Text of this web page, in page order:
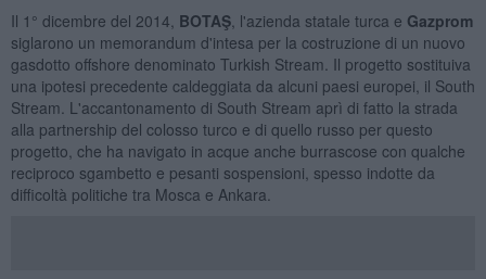
Il 1° dicembre del 2014, BOTAŞ, l'azienda statale turca e Gazprom
siglarono un memorandum d'intesa per la costruzione di un nuovo
gasdotto offshore denominato Turkish Stream. Il progetto sostituiva
una ipotesi precedente caldeggiata da alcuni paesi europei, il South
Stream. L'accantonamento di South Stream aprì di fatto la strada
alla partnership del colosso turco e di quello russo per questo
progetto, che ha navigato in acque anche burrascose con qualche
reciproco sgambetto e pesanti sospensioni, spesso indotte da
difficoltà politiche tra Mosca e Ankara.